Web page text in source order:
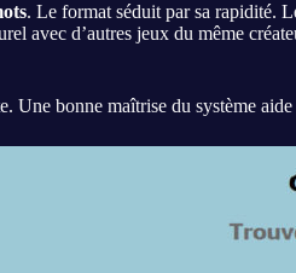
. Le format séduit par sa rapidité.
avec d’autres jeux du même
Une bonne maîtrise du système